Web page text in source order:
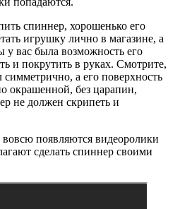
спиннер, хорошенько его
игрушку лично в магазине, а
у вас была возможность его
и покрутить в руках. Смотрите,
а его поверхность
окрашенной, без царапин,
не должен скрипеть и
появляются видеоролики
сделать спиннер своими